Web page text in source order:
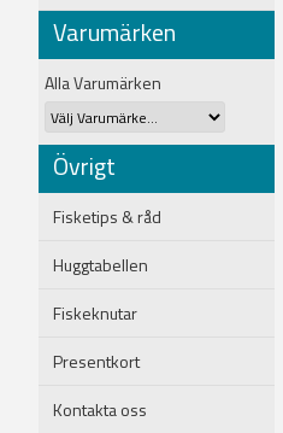
Varumärken
Alla Varumärken
Övrigt
Fisketips & råd
Huggtabellen
Fiskeknutar
Presentkort
Kontakta oss